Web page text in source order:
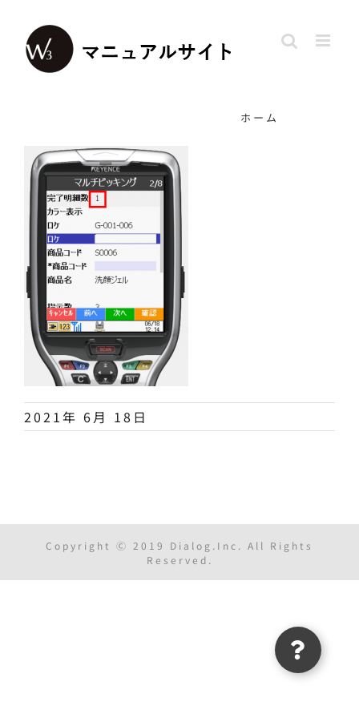
content
ホーム
2021年 6月 18日
Copyright Ⓒ 2019 Dialog.Inc. All Rights
Reserved.